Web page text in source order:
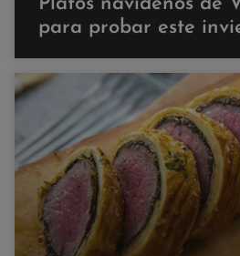
para probar este